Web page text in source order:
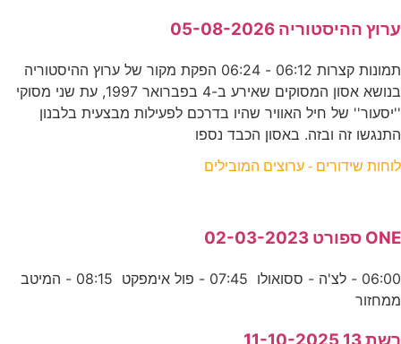
ערוץ ההיסטוריה 05-08-2026
תמונות קצרות 06:12 - 06:24 הפקת מקור של ערוץ ההיסטוריה
בנושא אסון המסוקים שאירע ב-4 בפברואר 1997, עת שני מסוקי
''יסעור'' של חיל האוויר שהיו בדרכם לפעילות מבצעית בלבנון
התנגשו זה ובזה. באסון הכבד נספו
לוחות שידורים - ערוצים המובילים
ONE ספורט 02-03-2023
06:00 - לצ'ה - ססואולו 07:45 - פול אימפקט 08:15 - המיטב
ממחזור
רשת 13 11-10-2025